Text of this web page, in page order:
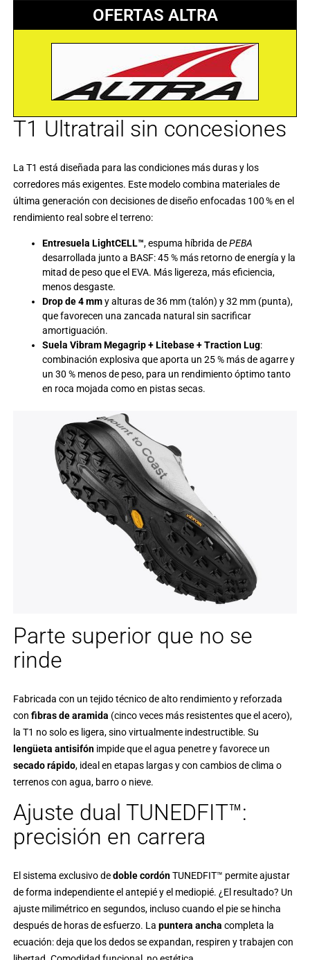
OFERTAS ALTRA
T1 Ultratrail sin concesiones
La T1 está diseñada para las condiciones más duras y los
corredores más exigentes. Este modelo combina materiales de
última generación con decisiones de diseño enfocadas 100 % en el
rendimiento real sobre el terreno:
Entresuela LightCELL™, espuma híbrida dePEBA
desarrollada junto a BASF: 45 % más retorno de energía y la
mitad de peso que el EVA. Más ligereza, más eficiencia,
menos desgaste.
Drop de 4 mmy alturas de 36 mm (talón) y 32 mm (punta),
que favorecen una zancada natural sin sacrificar
amortiguación.
Suela Vibram Megagrip + Litebase + Traction Lug:
combinación explosiva que aporta un 25 % más de agarre y
un 30 % menos de peso, para un rendimiento óptimo tanto
en roca mojada como en pistas secas.
Parte superior que no se
rinde
Fabricada con un tejido técnico de alto rendimiento y reforzada
con fibras de aramida (cinco veces más resistentes que el acero),
la T1 no solo es ligera, sino virtualmente indestructible. Su
lengüeta antisifónimpide que el agua penetre y favorece un
secado rápido, ideal en etapas largas y con cambios de clima o
terrenos con agua, barro o nieve.
Ajuste dual TUNEDFIT™:
precisión en carrera
El sistema exclusivo dedoble cordónTUNEDFIT™ permite ajustar
de forma independiente el antepié y el mediopié. ¿El resultado? Un
ajuste milimétrico en segundos, incluso cuando el pie se hincha
después de horas de esfuerzo. La puntera ancha completa la
ecuación: deja que los dedos se expandan, respiren y trabajen con